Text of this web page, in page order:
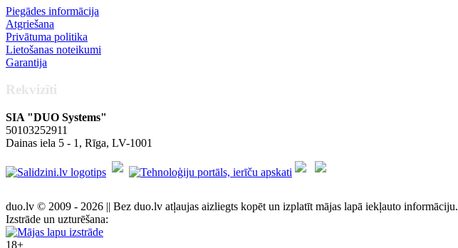
Piegādes informācija
Atgriešana
Privātuma politika
Lietošanas noteikumi
Garantija
Rekvizīti
SIA "DUO Systems"
50103252911
Dainas iela 5 - 1, Rīga, LV-1001
duo.lv © 2009 - 2026 || Bez duo.lv atļaujas aizliegts kopēt un izplatīt mājas lapā iekļauto informāciju.
Izstrāde un uzturēšana:
18+